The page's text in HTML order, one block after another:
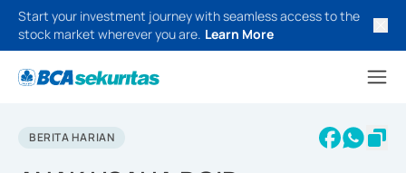
Start your investment journey with seamless access to the
stock market wherever you are. Learn More
BERITA HARIAN